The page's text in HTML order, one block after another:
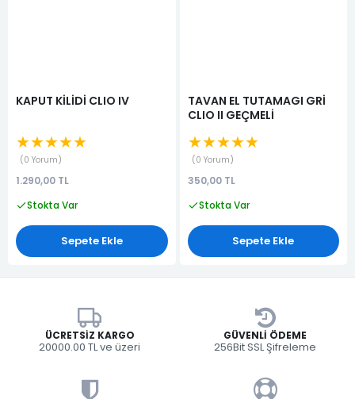
KAPUT KİLİDİ CLIO IV
★★★★★
0 Yorum
1.290,00 TL
Stokta Var
Sepete Ekle
TAVAN EL TUTAMAGI GRİ
CLIO II GEÇMELİ
★★★★★
0 Yorum
350,00 TL
Stokta Var
Sepete Ekle
ÜCRETSIZ KARGO
20000.00 TL ve üzeri
GÜVENLI ÖDEME
256Bit SSL Şifreleme